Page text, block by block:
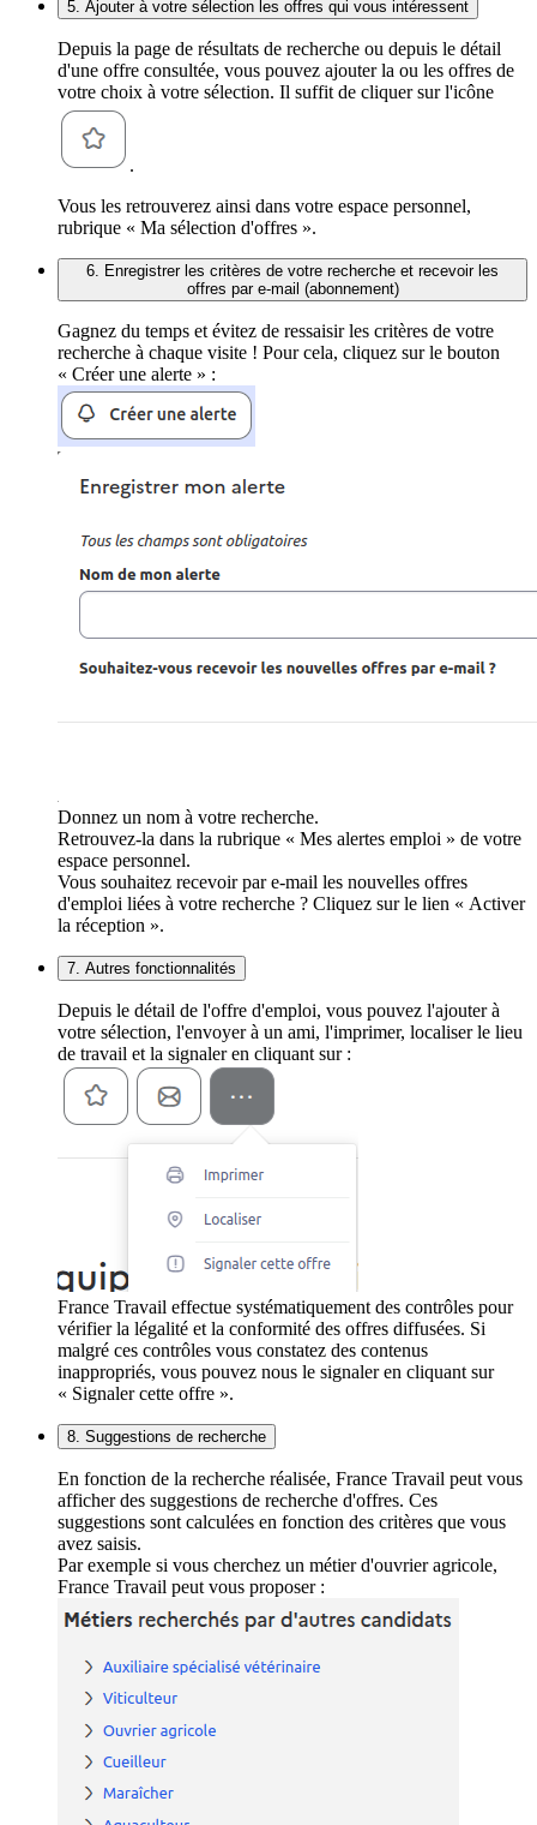
5. Ajouter à votre sélection les offres qui vous intéressent
Depuis la page de résultats de recherche ou depuis le détail
d'une offre consultée, vous pouvez ajouter la ou les offres de
votre choix à votre sélection. Il suffit de cliquer sur l'icône
.
Vous les retrouverez ainsi dans votre espace personnel,
rubrique « Ma sélection d'offres ».
6. Enregistrer les critères de votre recherche et recevoir les
offres par e-mail (abonnement)
Gagnez du temps et évitez de ressaisir les critères de votre
recherche à chaque visite ! Pour cela, cliquez sur le bouton
« Créer une alerte » :
Donnez un nom à votre recherche.
Retrouvez-la dans la rubrique « Mes alertes emploi » de votre
espace personnel.
Vous souhaitez recevoir par e-mail les nouvelles offres
d'emploi liées à votre recherche ? Cliquez sur le lien « Activer
la réception ».
7. Autres fonctionnalités
Depuis le détail de l'offre d'emploi, vous pouvez l'ajouter à
votre sélection, l'envoyer à un ami, l'imprimer, localiser le lieu
de travail et la signaler en cliquant sur :
France Travail effectue systématiquement des contrôles pour
vérifier la légalité et la conformité des offres diffusées. Si
malgré ces contrôles vous constatez des contenus
inappropriés, vous pouvez nous le signaler en cliquant sur
« Signaler cette offre ».
8. Suggestions de recherche
En fonction de la recherche réalisée, France Travail peut vous
afficher des suggestions de recherche d'offres. Ces
suggestions sont calculées en fonction des critères que vous
avez saisis.
Par exemple si vous cherchez un métier d'ouvrier agricole,
France Travail peut vous proposer :